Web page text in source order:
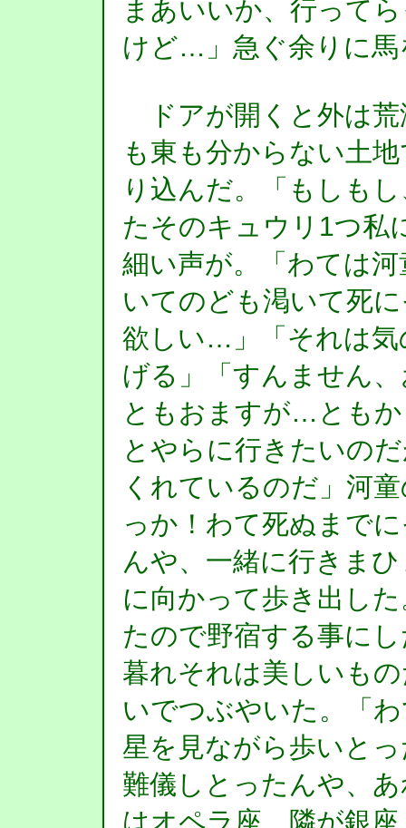
まあいいか、行って
けど…」急ぐ余りに馬
ドアが開くと外は荒
も東も分からない土
り込んだ。「もしも
たそのキュウリ1つ私
細い声が。「わては
いてのども渇いて死
欲しい…」「それは気
げる」「すんません
ともおますが…とも
とやらに行きたいの
くれているのだ」河
っか！わて死ぬまで
んや、一緒に行きま
に向かって歩き出し
たので野宿する事に
暮れそれは美しいも
いでつぶやいた。「
星を見ながら歩いと
難儀しとったんや、
はオペラ座…隣が銀